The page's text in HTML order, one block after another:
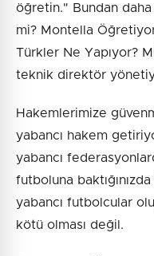
öğretin." Bundan
mi? Montella
Türkler Ne Yapıyor?
teknik direktör
Hakemlerimize
yabancı hakem
yabancı
futboluna
yabancı futbolcular
kötü olması değil.